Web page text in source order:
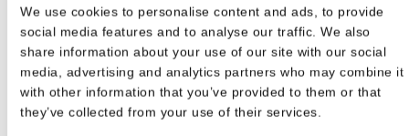
We use cookies to personalise content and ads, to provide
social media features and to analyse our traffic. We also
share information about your use of our site with our social
media, advertising and analytics partners who may combine it
with other information that you’ve provided to them or that
they’ve collected from your use of their services.